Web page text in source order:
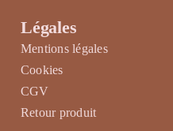
Légales
Mentions légales
Cookies
CGV
Retour produit